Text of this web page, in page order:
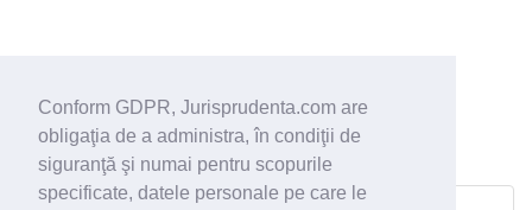
Conform GDPR, Jurisprudenta.com are
obligaţia de a administra, în condiţii de
siguranţă şi numai pentru scopurile
specificate, datele personale pe care le